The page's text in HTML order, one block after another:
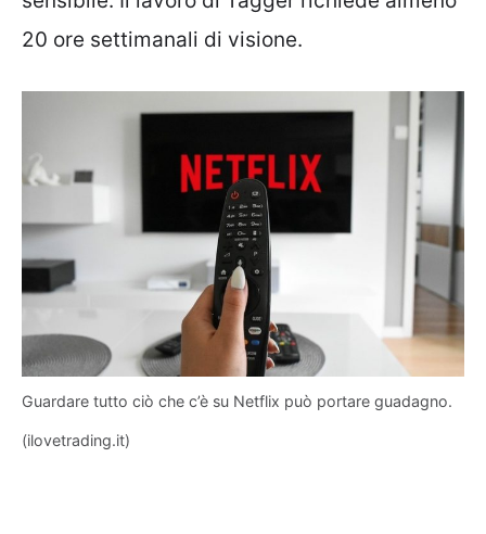
20 ore settimanali di visione.
Guardare tutto ciò che c’è su Netflix può portare guadagno.
(ilovetrading.it)